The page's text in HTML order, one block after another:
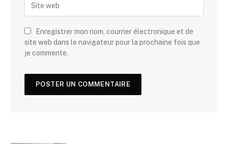
Enregistrer mon nom, courrier électronique et de
site web dans le navigateur pour la prochaine fois que
je commente.